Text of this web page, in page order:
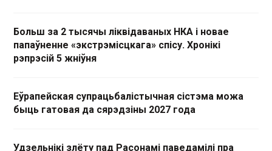
Больш за 2 тысячы ліквідаваных НКА і новае
папаўненне «экстрэмісцкага» спісу. Хронікі
рэпрэсій 5 жніўня
Еўрапейская супрацьбалістычная сістэма можа
быць гатовая да сярэдзіны 2027 года
Удзельнікі злёту пад Расонамі паведамілі пра